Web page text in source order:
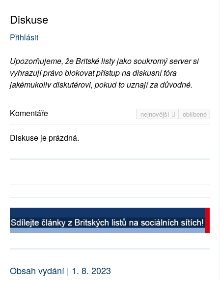
Diskuse
Přihlásit
Upozorňujeme, že Britské listy jako soukromý server si
vyhrazují právo blokovat přístup na diskusní fóra
jakémukoliv diskutérovi, pokud to uznají za důvodné.
nejnovější oblíbené
Komentáře
Diskuse je prázdná.
Obsah vydání | 1. 8. 2023